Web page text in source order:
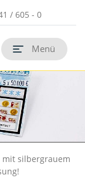
Untermenü
Untermenü
Untermenü
Untermenü
Untermenü
Untermenü
/ 605 - 0
Menü
mit silbergrauem